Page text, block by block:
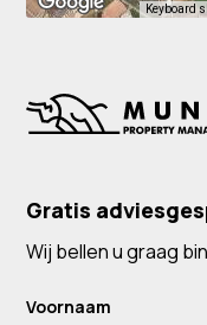
Keyboard
Gratis
Wij bellen u graag
Voornaam